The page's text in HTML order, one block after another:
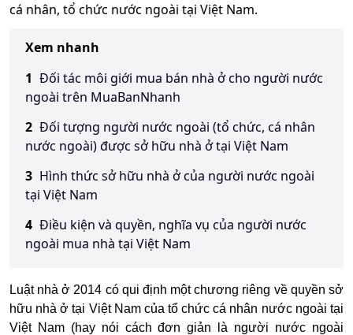
cá nhân, tổ chức nước ngoài tại Việt Nam.
Xem nhanh
1 Đối tác môi giới mua bán nhà ở cho người nước
ngoài trên MuaBanNhanh
2 Đối tượng người nước ngoài (tổ chức, cá nhân
nước ngoài) được sở hữu nhà ở tại Việt Nam
3 Hình thức sở hữu nhà ở của người nước ngoài
tại Việt Nam
4 Điều kiện và quyền, nghĩa vụ của người nước
ngoài mua nhà tại Việt Nam
Luật nhà ở 2014 có qui định một chương riêng về quyền sở
hữu nhà ở tại Việt Nam của tổ chức cá nhân nước ngoài tại
Việt Nam (hay nói cách đơn giản là người nước ngoài